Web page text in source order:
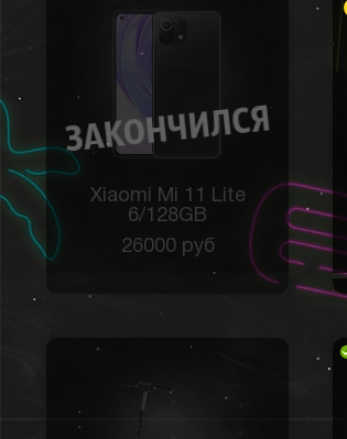
Xiaomi Mi 11 Lite
6/128GB
26000 руб